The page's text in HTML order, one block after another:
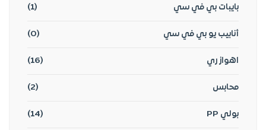
بايبات بي في سي (1)
أنابيب يو بي في سي (0)
اهواز ري (16)
محابس (2)
بولي PP (14)